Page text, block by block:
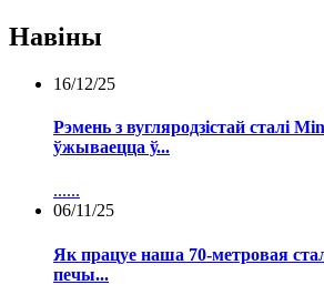
Навіны
16/12/25
Рэмень з вугляродзістай сталі
ўжываецца ў...
......
06/11/25
Як працуе наша 70-метровая
печы...